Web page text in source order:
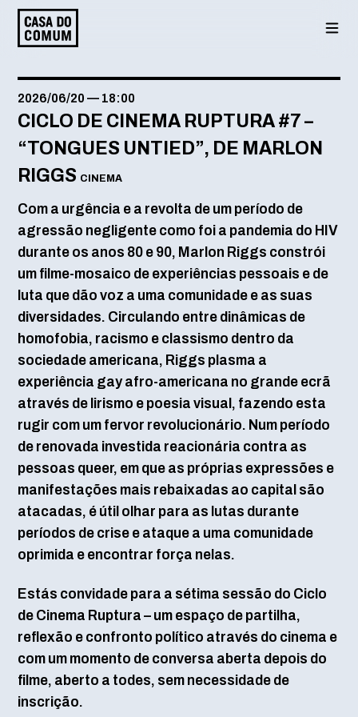
Saltar
para
conteúdo
2026/06/20 — 18:00
CICLO DE CINEMA RUPTURA #7 –
“TONGUES UNTIED”, DE MARLON
RIGGS CINEMA
Com a urgência e a revolta de um período de
agressão negligente como foi a pandemia do HIV
durante os anos 80 e 90, Marlon Riggs constrói
um filme-mosaico de experiências pessoais e de
luta que dão voz a uma comunidade e as suas
diversidades. Circulando entre dinâmicas de
homofobia, racismo e classismo dentro da
sociedade americana, Riggs plasma a
experiência gay afro-americana no grande ecrã
através de lirismo e poesia visual, fazendo esta
rugir com um fervor revolucionário. Num período
de renovada investida reacionária contra as
pessoas queer, em que as próprias expressões e
manifestações mais rebaixadas ao capital são
atacadas, é útil olhar para as lutas durante
períodos de crise e ataque a uma comunidade
oprimida e encontrar força nelas.
Estás convidade para a sétima sessão do Ciclo
de Cinema Ruptura – um espaço de partilha,
reflexão e confronto político através do cinema e
com um momento de conversa aberta depois do
filme, aberto a todes, sem necessidade de
inscrição.